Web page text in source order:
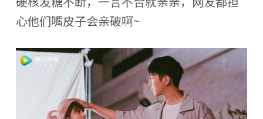
心他们嘴皮子会亲破啊~